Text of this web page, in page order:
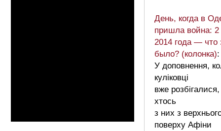
День, когда в
пришла война:
2014 года — что
было? (колонка):
У доповнення,
куліковці
вже розбігалися,
хтось
з них з
поверху Афіни